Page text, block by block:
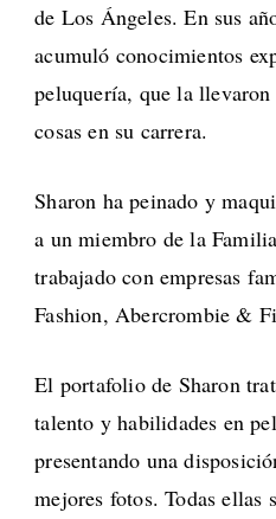
de Los Ángeles. En sus
acumuló conocimientos
peluquería, que la llevaron
cosas en su carrera.
Sharon ha peinado y
a un miembro de la
trabajado con empresas
Fashion, Abercrombie &
El portafolio de Sharon
talento y habilidades en
presentando una
mejores fotos. Todas ellas